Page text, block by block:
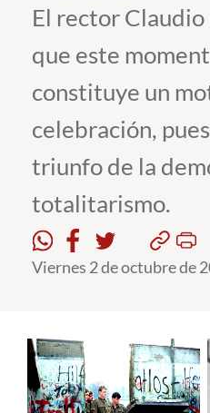
Admisión
Postgrado
Formación Continua
Estudiantes
Académicos
English
El rector
que este
constituye un
celebración,
triunfo de la
totalitarismo.
Viernes 2 de octubre de